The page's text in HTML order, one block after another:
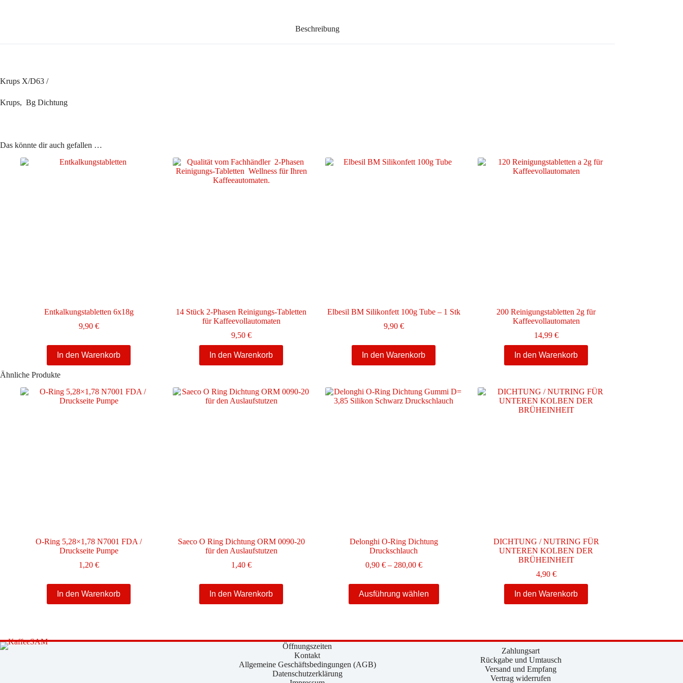
Beschreibung
Krups X/D63 /
Krups, Bg Dichtung
Das könnte dir auch gefallen …
Entkalkungstabletten 6x18g
9,90 €
In den Warenkorb
14 Stück 2-Phasen Reinigungs-Tabletten
für Kaffeevollautomaten
9,50 €
In den Warenkorb
Elbesil BM Silikonfett 100g Tube – 1 Stk
9,90 €
In den Warenkorb
200 Reinigungstabletten 2g für
Kaffeevollautomaten
14,99 €
In den Warenkorb
Ähnliche Produkte
O-Ring 5,28×1,78 N7001 FDA /
Druckseite Pumpe
1,20 €
In den Warenkorb
Saeco O Ring Dichtung ORM 0090-20
für den Auslaufstutzen
1,40 €
In den Warenkorb
Delonghi O-Ring Dichtung
Druckschlauch
0,90 € – 280,00 €Preisspanne:
bis
280,00 €
Ausführung wählen
Produkt
weist
Die
DICHTUNG / NUTRING FÜR
UNTEREN KOLBEN DER
BRÜHEINHEIT
4,90 €
In den Warenkorb
Öffnungszeiten
Kontakt
Allgemeine Geschäftsbedingungen (AGB)
Datenschutzerklärung
Zahlungsart
Rückgabe und Umtausch
Versand und Empfang
Vertrag widerrufen